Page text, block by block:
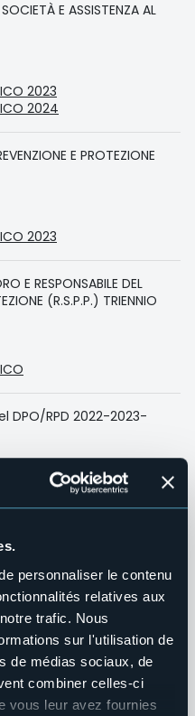
personnaliser le contenu
relatives aux
trafic. Nous
sur l'utilisation de
de médias sociaux, de
combiner celles-ci
vous leur avez fournies
E ASSISTENZA AL
2023
2024
E PROTEZIONE
2023
E RESPONSABILE DEL
(R.S.P.P.) TRIENNIO
DPO/RPD 2022-2023-
Service S.r.l.
(NO)